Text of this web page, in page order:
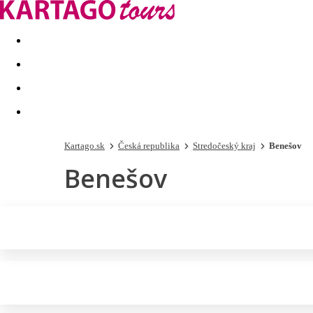
Last minute Dovolenkové kluby
Kartago.sk Česká republika Stredočeský kraj Benešov
Benešov